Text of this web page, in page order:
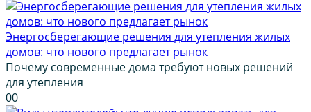
Энергосберегающие решения для утепления жилых
домов: что нового предлагает рынок
Почему современные дома требуют новых решений
для утепления
00